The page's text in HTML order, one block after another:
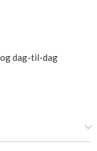
dag-til-dag